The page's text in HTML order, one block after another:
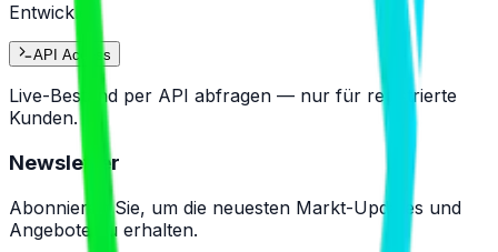
Entwickler
API Access
Live-Bestand per API abfragen — nur für registrierte
Kunden.
Newsletter
Abonnieren Sie, um die neuesten Markt-Updates und
Angebote zu erhalten.